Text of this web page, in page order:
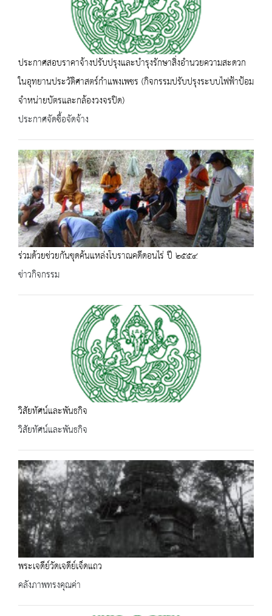
ประกาศสอบราคาจ้างปรับปรุงและบำรุงรักษาสิ่งอำนวยความสะดวก
ในอุทยานประวัติศาสตร์กำแพงเพชร (กิจกรรมปรับปรุงระบบไฟฟ้าป้อม
จำหน่ายบัตรและกล้องวงจรปิด)
ประกาศจัดซื้อจัดจ้าง
ร่วมด้วยช่วยกันขุดค้นแหล่งโบราณคดีดอนไร่ ปี ๒๕๕๔
ข่าวกิจกรรม
วิสัยทัศน์และพันธกิจ
วิสัยทัศน์และพันธกิจ
พระเจดีย์วัดเจดีย์เจ็ดแถว
คลังภาพทรงคุณค่า